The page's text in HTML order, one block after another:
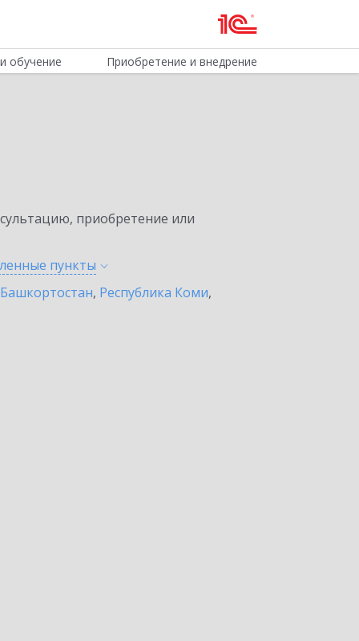
обучение Приобретение и внедрение
приобретение или
пункты
, Республика Коми,